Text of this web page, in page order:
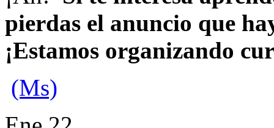
pierdas el anuncio que
¡Estamos organizando
(Ms)